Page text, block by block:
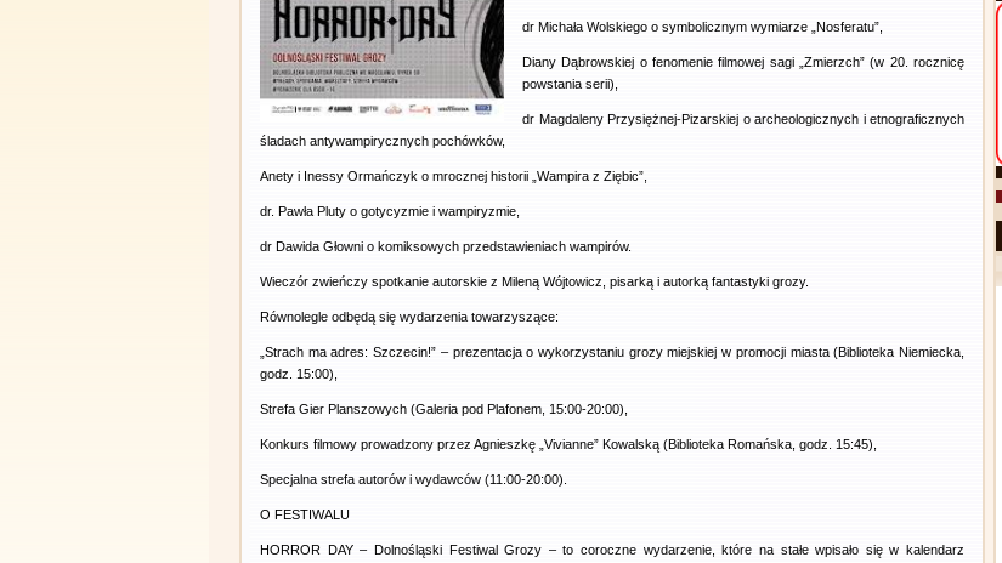
dr Michała Wolskiego o symbolicznym wymiarze „Nosferatu”,
Diany Dąbrowskiej o fenomenie filmowej sagi „Zmierzch” (w 20. rocznicę
powstania serii),
dr Magdaleny Przysiężnej-Pizarskiej o archeologicznych i etnograficznych
śladach antywampirycznych pochówków,
Anety i Inessy Ormańczyk o mrocznej historii „Wampira z Ziębic”,
dr. Pawła Pluty o gotycyzmie i wampiryzmie,
dr Dawida Głowni o komiksowych przedstawieniach wampirów.
Wieczór zwieńczy spotkanie autorskie z Mileną Wójtowicz, pisarką i autorką fantastyki grozy.
Równolegle odbędą się wydarzenia towarzyszące:
„Strach ma adres: Szczecin!” – prezentacja o wykorzystaniu grozy miejskiej w promocji miasta (Biblioteka Niemiecka,
godz. 15:00),
Strefa Gier Planszowych (Galeria pod Plafonem, 15:00-20:00),
Konkurs filmowy prowadzony przez Agnieszkę „Vivianne” Kowalską (Biblioteka Romańska, godz. 15:45),
Specjalna strefa autorów i wydawców (11:00-20:00).
O FESTIWALU
HORROR DAY – Dolnośląski Festiwal Grozy – to coroczne wydarzenie, które na stałe wpisało się w kalendarz